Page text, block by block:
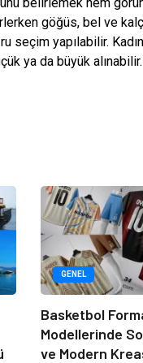
göğüs, bel ve
seçim yapılabilir.
ya da büyük alınabilir.
GENEL
Basketbol
Modellerinde
ve Modern